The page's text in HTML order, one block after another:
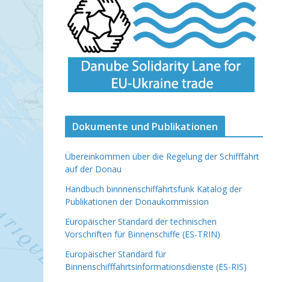
Dokumente und Publikationen
Übereinkommen über die Regelung der Schifffahrt
auf der Donau
Handbuch binnnenschiffahrtsfunk Katalog der
Publikationen der Donaukommission
Europäischer Standard der technischen
Vorschriften für Binnenschiffe (ES-TRIN)
Europäischer Standard für
Binnenschifffahrtsinformationsdienste (ES-RIS)